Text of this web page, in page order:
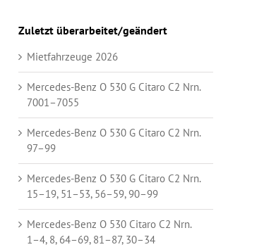
Zuletzt überarbeitet/geändert
Mietfahrzeuge 2026
Mercedes-Benz O 530 G Citaro C2 Nrn.
7001–7055
Mercedes-Benz O 530 G Citaro C2 Nrn.
97–99
Mercedes-Benz O 530 G Citaro C2 Nrn.
15–19, 51–53, 56–59, 90–99
Mercedes-Benz O 530 Citaro C2 Nrn.
1–4, 8, 64–69, 81–87, 30–34